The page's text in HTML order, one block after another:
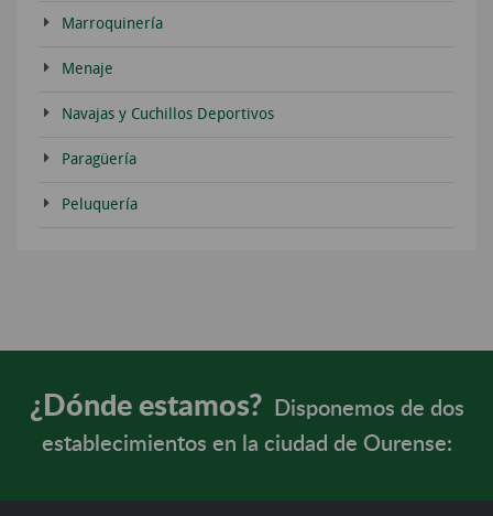
Marroquinería
Menaje
Navajas y Cuchillos Deportivos
Paragüería
Peluquería
¿Dónde estamos?
Disponemos de dos
establecimientos en la ciudad de Ourense: